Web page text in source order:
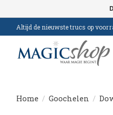
Altijd de nieuwste trucs op
Home / Goochelen /